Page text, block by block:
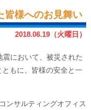
皆様へのお見舞い
2018.06.19（火曜日）
において、被災された
もに、皆様の安全と一
ンサルティングオフィス